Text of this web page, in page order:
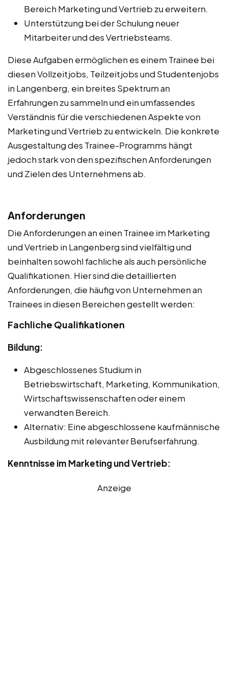
Bereich Marketing und Vertrieb zu erweitern.
Unterstützung bei der Schulung neuer
Mitarbeiter und des Vertriebsteams.
Diese Aufgaben ermöglichen es einem Trainee bei
diesen Vollzeitjobs, Teilzeitjobs und Studentenjobs
in Langenberg, ein breites Spektrum an
Erfahrungen zu sammeln und ein umfassendes
Verständnis für die verschiedenen Aspekte von
Marketing und Vertrieb zu entwickeln. Die konkrete
Ausgestaltung des Trainee-Programms hängt
jedoch stark von den spezifischen Anforderungen
und Zielen des Unternehmens ab.
Anforderungen
Die Anforderungen an einen Trainee im Marketing
und Vertrieb in Langenberg sind vielfältig und
beinhalten sowohl fachliche als auch persönliche
Qualifikationen. Hier sind die detaillierten
Anforderungen, die häufig von Unternehmen an
Trainees in diesen Bereichen gestellt werden:
Fachliche Qualifikationen
Bildung:
Abgeschlossenes Studium in
Betriebswirtschaft, Marketing, Kommunikation,
Wirtschaftswissenschaften oder einem
verwandten Bereich.
Alternativ: Eine abgeschlossene kaufmännische
Ausbildung mit relevanter Berufserfahrung.
Kenntnisse im Marketing und Vertrieb:
Anzeige